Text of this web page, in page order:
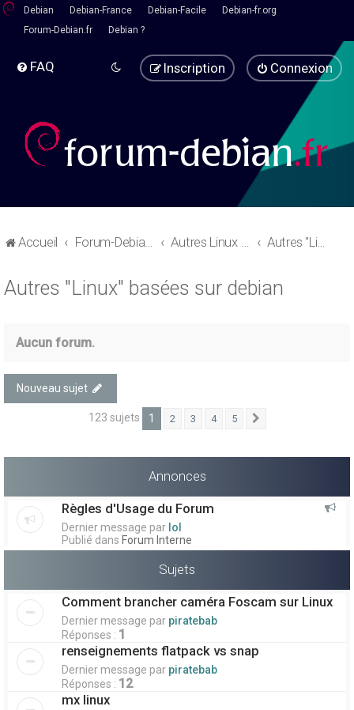
Debian Debian-France Debian-Facile
Debian-fr.org
Forum-Debian.fr
Debian ?
FAQ Connexion
Inscription
Accueil Forum-Debian.fr Autres Linux - Pause café Autres "Linux" basées sur debian
Autres "Linux" basées sur debian
Aucun forum.
Nouveau sujet
123 sujets 1 2 3 4 5
Annonces
Règles d'Usage du Forum
Dernier message par lol
Publié dans Forum Interne
Sujets
Comment brancher caméra Foscam sur Linux
Dernier message par piratebab
Réponses : 1
renseignements flatpack vs snap
Dernier message par piratebab
Réponses : 12
mx linux